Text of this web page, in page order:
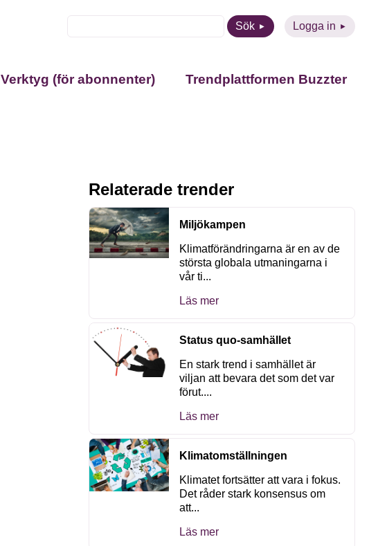
Sök Logga in
Verktyg (för abonnenter) Trendplattformen Buzzter
Relaterade trender
Miljökampen
Klimatförändringarna är en av de
största globala utmaningarna i
vår ti...
Läs mer
Status quo-samhället
En stark trend i samhället är
viljan att bevara det som det var
förut....
Läs mer
Klimatomställningen
Klimatet fortsätter att vara i fokus.
Det råder stark konsensus om
att...
Läs mer